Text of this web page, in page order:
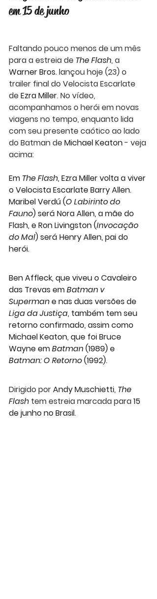
em 15 de junho
Faltando pouco menos de um mês
para a estreia de The Flash, a
Warner Bros. lançou hoje (23) o
trailer final do Velocista Escarlate
de Ezra Miller. No vídeo,
acompanhamos o herói em novas
viagens no tempo, enquanto lida
com seu presente caótico ao lado
do Batman de Michael Keaton - veja
acima:
Em The Flash, Ezra Miller volta a viver
o Velocista Escarlate Barry Allen.
Maribel Verdú (O Labirinto do
Fauno) será Nora Allen, a mãe do
Flash, e Ron Livingston (Invocação
do Mal) será Henry Allen, pai do
herói.
Ben Affleck, que viveu o Cavaleiro
das Trevas em Batman v
Superman e nas duas versões de
Liga da Justiça, também tem seu
retorno confirmado, assim como
Michael Keaton, que foi Bruce
Wayne em Batman (1989) e
Batman: O Retorno (1992).
Dirigido por Andy Muschietti, The
Flash tem estreia marcada para 15
de junho no Brasil.